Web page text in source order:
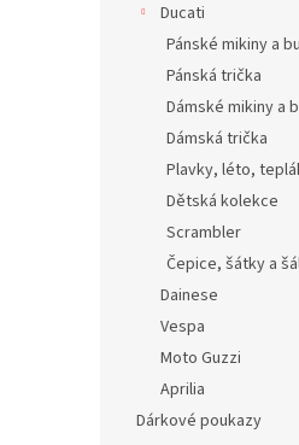
Ducati
Pánské mikiny a
Pánská trička
Dámské mikiny a
Dámská trička
Plavky, léto,
Dětská kolekce
Scrambler
Čepice, šátky a
Dainese
Vespa
Moto Guzzi
Aprilia
Dárkové poukazy